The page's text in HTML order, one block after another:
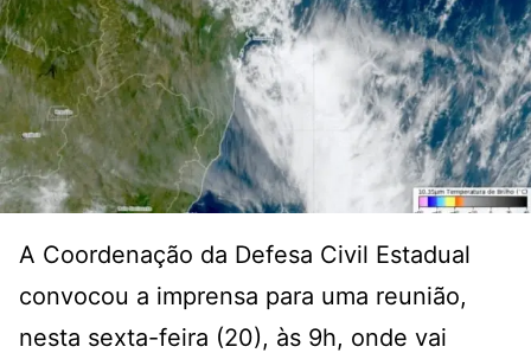
A Coordenação da Defesa Civil Estadual
convocou a imprensa para uma reunião,
nesta sexta-feira (20), às 9h, onde vai